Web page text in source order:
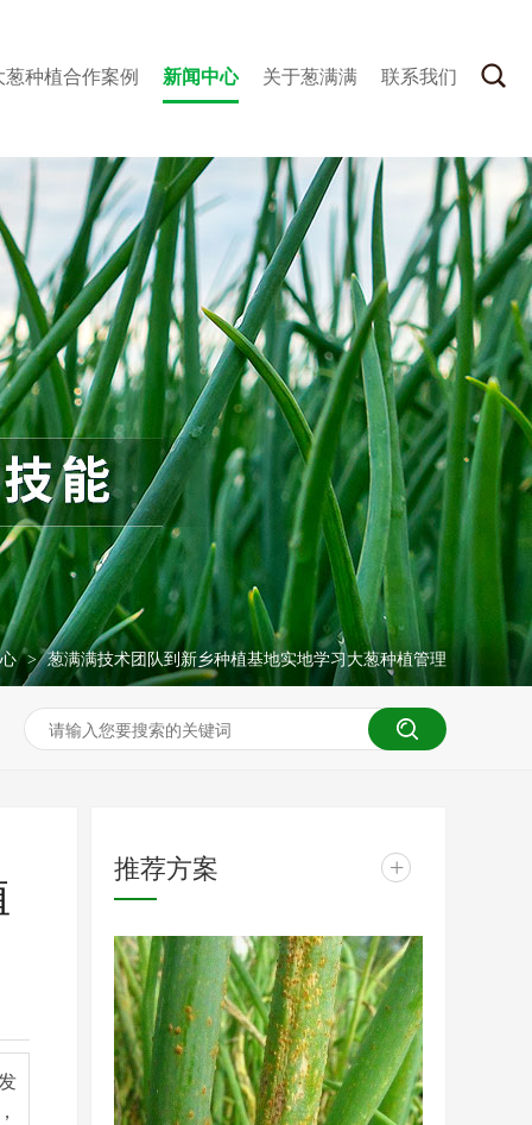
葱种植合作案例 新闻中心 关于葱满满 联系我们
> 葱满满技术团队到新乡种植基地实地学习大葱种植管理
推荐方案 +